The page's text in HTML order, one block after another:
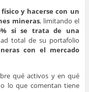
y hacerse con un
mineras, limitando el
si se trata de una
total de su portafolio
con el mercado
qué activos y en qué
lo que comentan tiene